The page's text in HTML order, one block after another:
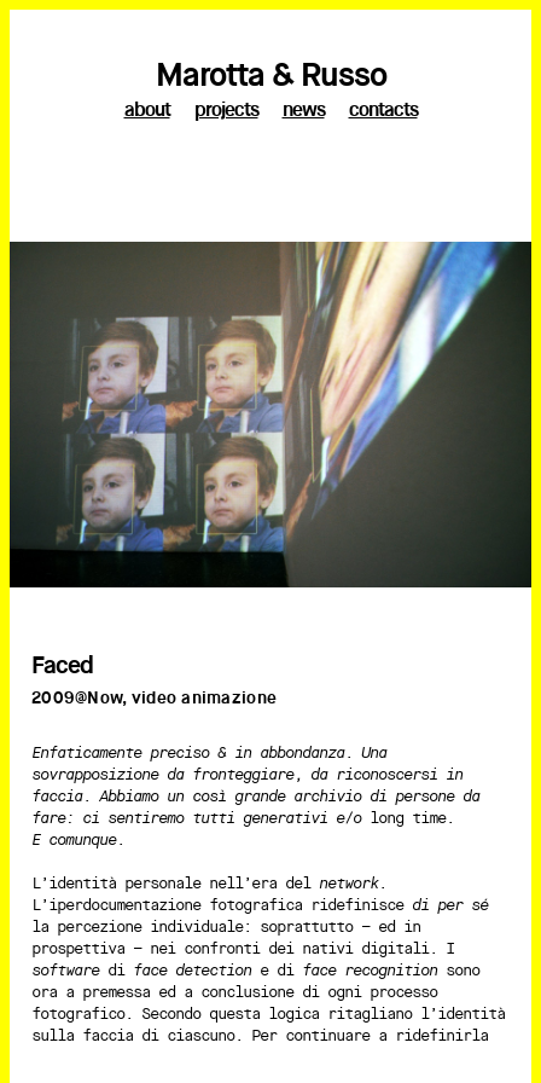
Marotta & Russo
about projects news contacts
Faced
2009@Now, video animazione
Enfaticamente preciso & in abbondanza. Una
sovrapposizione da fronteggiare, da riconoscersi in
faccia. Abbiamo un così grande archivio di persone da
fare: ci sentiremo tutti generativi e/o long time.
E comunque.
L’identità personale nell’era del network.
L’iperdocumentazione fotografica ridefinisce di per sé
la percezione individuale: soprattutto – ed in
prospettiva – nei confronti dei nativi digitali. I
softwaredi face detectione di face recognitionsono
ora a premessa ed a conclusione di ogni processo
fotografico. Secondo questa logica ritagliano l’identità
sulla faccia di ciascuno. Per continuare a ridefinirla